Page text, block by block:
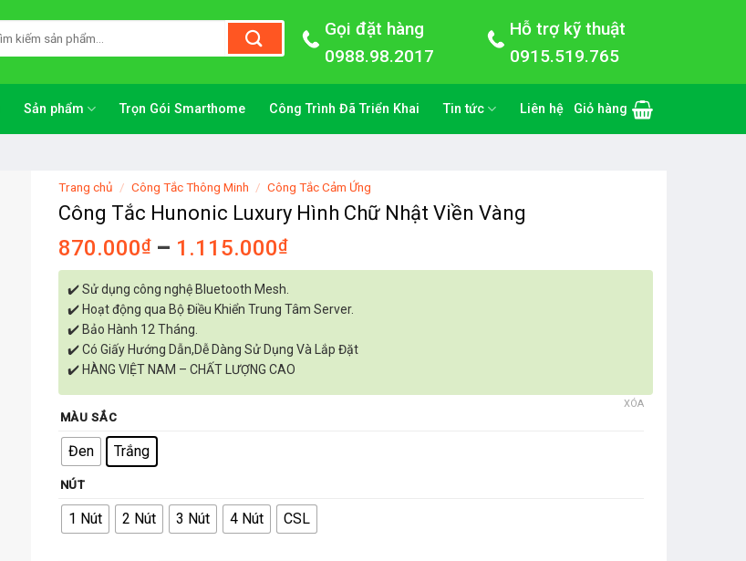
Gọi đặt hàng
0988.98.2017
Hỗ trợ kỹ thuật
0915.519.765
Sản phẩm Trọn Gói Smarthome Công Trình Đã Triển Khai Tin tức Liên hệ Giỏ hàng
Trang chủ / Công Tắc Thông Minh / Công Tắc Cảm Ứng
Công Tắc Hunonic Luxury Hình Chữ Nhật Viền Vàng
870.000₫– 1.115.000₫
✔️ Sử dụng công nghệ Bluetooth Mesh.
✔️ Hoạt động qua Bộ Điều Khiển Trung Tâm Server.
✔️ Bảo Hành 12 Tháng.
✔️ Có Giấy Hướng Dẫn,Dễ Dàng Sử Dụng Và Lắp Đặt
✔️ HÀNG VIỆT NAM – CHẤT LƯỢNG CAO
MÀU SẮC
Đen Trắng
NÚT
1 Nút 2 Nút 3 Nút 4 Nút CSL
XÓA